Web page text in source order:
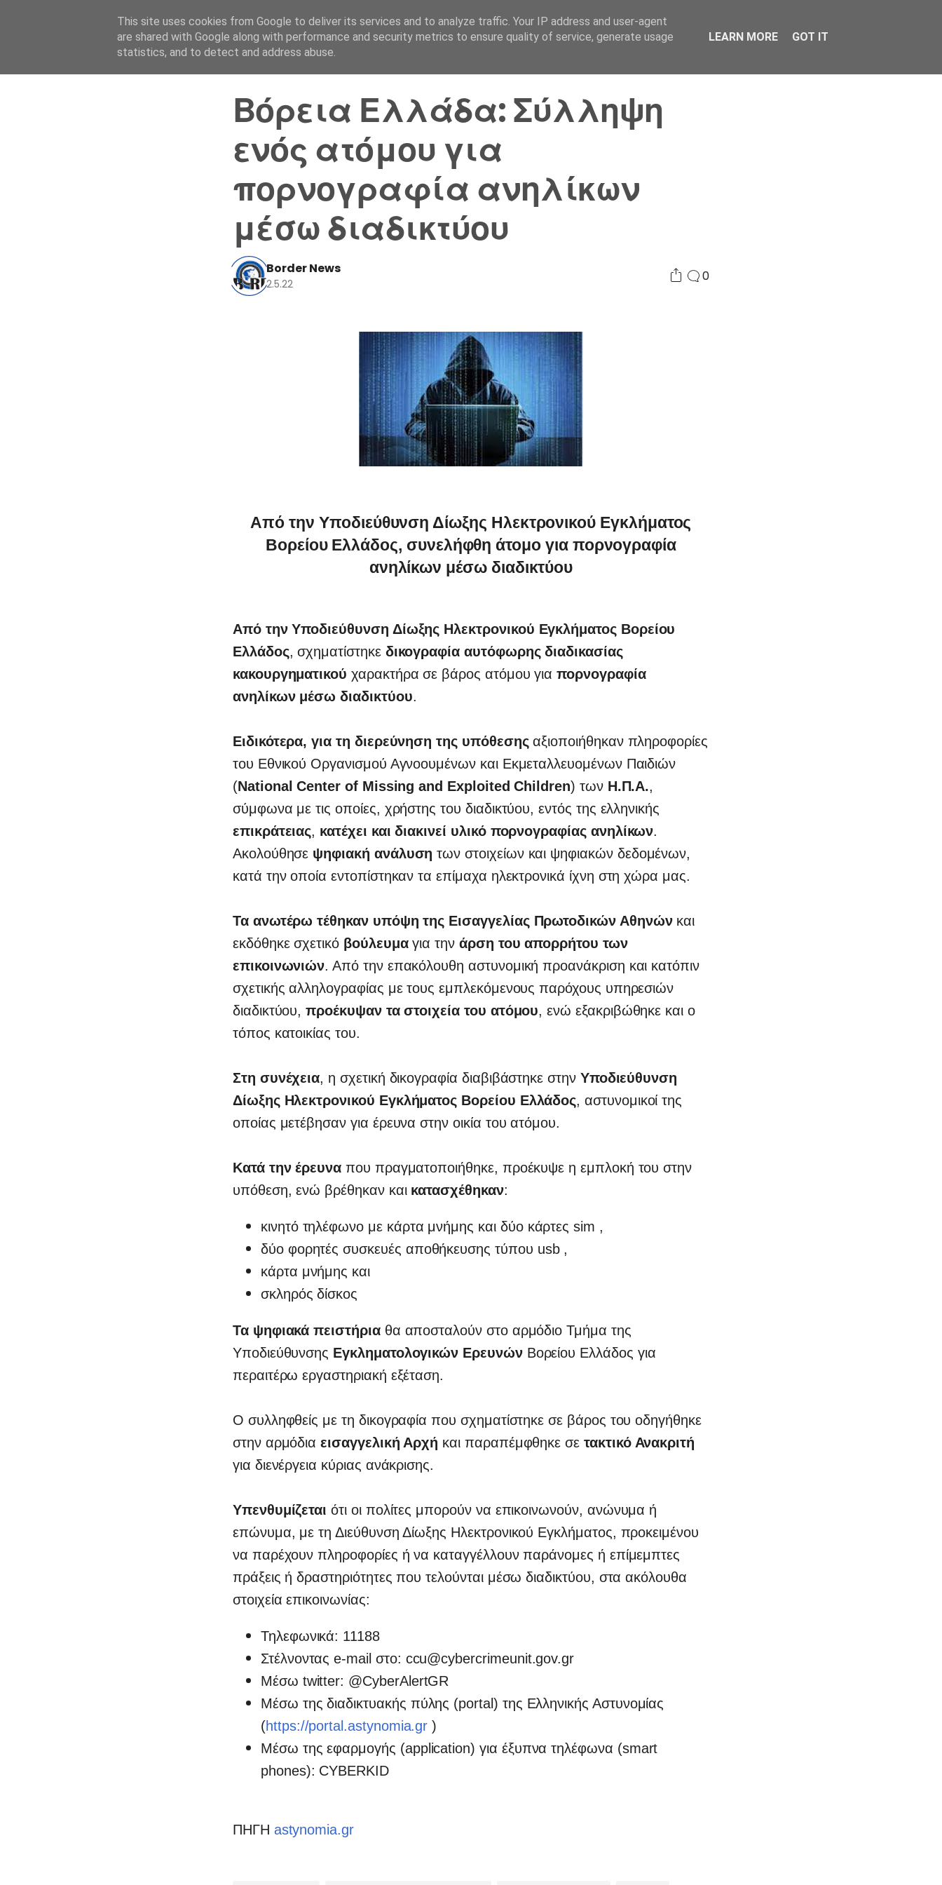
Αρχική Σελίδα Ελλάδα Συνδικαλισμός Σ.Α. Επικοινωνία Κόσμος
Βόρεια Ελλάδα: Σύλληψη
ενός ατόμου για
πορνογραφία ανηλίκων
μέσω διαδικτύου
Border News
2.5.22
0
Από την Υποδιεύθυνση Δίωξης Ηλεκτρονικού Εγκλήματος
Βορείου Ελλάδος, συνελήφθη άτομο για πορνογραφία
ανηλίκων μέσω διαδικτύου
Από την Υποδιεύθυνση Δίωξης Ηλεκτρονικού Εγκλήματος Βορείου
Ελλάδος, σχηματίστηκε δικογραφία αυτόφωρης διαδικασίας
κακουργηματικού χαρακτήρα σε βάρος ατόμου γιαπορνογραφία
ανηλίκων μέσω διαδικτύου.
Ειδικότερα, για τη διερεύνηση της υπόθεσηςαξιοποιήθηκαν πληροφορίες
του Εθνικού Οργανισμού Αγνοουμένων και Εκμεταλλευομένων Παιδιών
(National Center of Missing and Exploited Children) των Η.Π.Α.,
σύμφωνα με τις οποίες, χρήστης του διαδικτύου, εντός της ελληνικής
επικράτειας, κατέχει και διακινεί υλικό πορνογραφίας ανηλίκων.
Ακολούθησε ψηφιακή ανάλυση των στοιχείων και ψηφιακών δεδομένων,
κατά την οποία εντοπίστηκαν τα επίμαχα ηλεκτρονικά ίχνη στη χώρα μας.
Τα ανωτέρω τέθηκαν υπόψη της Εισαγγελίας Πρωτοδικών Αθηνών και
εκδόθηκε σχετικό βούλευμαγια την άρση του απορρήτου των
επικοινωνιών. Από την επακόλουθη αστυνομική προανάκριση και κατόπιν
σχετικής αλληλογραφίας με τους εμπλεκόμενους παρόχους υπηρεσιών
διαδικτύου,προέκυψαν τα στοιχεία του ατόμου, ενώ εξακριβώθηκε και ο
τόπος κατοικίας του.
Στη συνέχεια, η σχετική δικογραφία διαβιβάστηκε στην Υποδιεύθυνση
Δίωξης Ηλεκτρονικού Εγκλήματος Βορείου Ελλάδος, αστυνομικοί της
οποίας μετέβησαν για έρευνα στην οικία του ατόμου.
Κατά την έρευναπου πραγματοποιήθηκε, προέκυψε η εμπλοκή του στην
υπόθεση, ενώ βρέθηκαν και κατασχέθηκαν:
κινητό τηλέφωνο με κάρτα μνήμης και δύο κάρτες sim ,
δύο φορητές συσκευές αποθήκευσης τύπου usb ,
κάρτα μνήμης και
σκληρός δίσκος
Τα ψηφιακά πειστήριαθα αποσταλούν στο αρμόδιο Τμήμα της
Υποδιεύθυνσης Εγκληματολογικών ΕρευνώνΒορείου Ελλάδος για
περαιτέρω εργαστηριακή εξέταση.
Ο συλληφθείς με τη δικογραφία που σχηματίστηκε σε βάρος του οδηγήθηκε
στην αρμόδιαεισαγγελική Αρχή και παραπέμφθηκε σε τακτικό Ανακριτή
για διενέργεια κύριας ανάκρισης.
Υπενθυμίζεταιότι οι πολίτες μπορούν να επικοινωνούν, ανώνυμα ή
επώνυμα, με τη Διεύθυνση Δίωξης Ηλεκτρονικού Εγκλήματος, προκειμένου
να παρέχουν πληροφορίες ή να καταγγέλλουν παράνομες ή επίμεμπτες
πράξεις ή δραστηριότητες που τελούνται μέσω διαδικτύου, στα ακόλουθα
στοιχεία επικοινωνίας:
Τηλεφωνικά: 11188
Στέλνοντας e-mail στο: ccu@cybercrimeunit.gov.gr
Μέσω twitter: @CyberAlertGR
Μέσω της διαδικτυακής πύλης (portal) της Ελληνικής Αστυνομίας
(https://portal.astynomia.gr)
Μέσω της εφαρμογής (application) για έξυπνα τηλέφωνα (smart
phones): CYBERΚΙD
ΠΗΓΗ astynomia.gr
This site uses cookies from Google to deliver its services and to analyze traffic. Your IP address and user-agent
are shared with Google along with performance and security metrics to ensure quality of service, generate usage
statistics, and to detect and address abuse.
LEARN MORE GOT IT